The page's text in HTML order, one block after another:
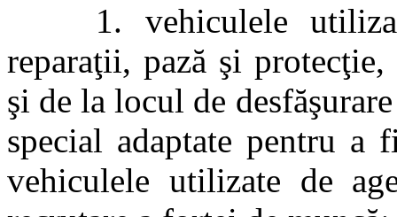
1. vehiculele
reparaţii, pază şi
şi de la locul de
special adaptate pentru a
vehiculele utilizate de